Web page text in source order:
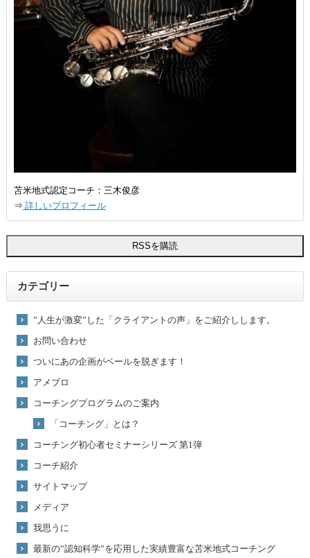
苫米地式認定コーチ：三木俊彦
⇒ 詳しいプロフィール
カテゴリー
”人生が激変”した「クライアントの声」をご紹介しします。
お問い合わせ
ついにあの企画がベールを脱ぎます！
アメブロ
コーチングプログラムのご案内
「コーチング」とは？
コーチング初心者セミナーシリーズ 第1弾
コーチ紹介
サイトマップ
メディア
我思うに
最新の”認知科学”を応用した実績豊富な苫米地式コーチング